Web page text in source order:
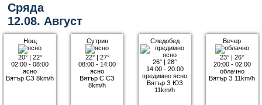
Сряда
12.08. Август
Нощ
20°| 22°
02:00 - 08:00
ясно
Вятър СЗ 8km/h
Сутрин
22°| 27°
08:00 - 14:00
ясно
Вятър С СЗ
8km/h
Следобед
26° |28°
14:00 - 20:00
предимно ясно
Вятър З ЮЗ
11km/h
Вечер
23° |26°
20:00 - 02:00
облачно
Вятър З 11km/h